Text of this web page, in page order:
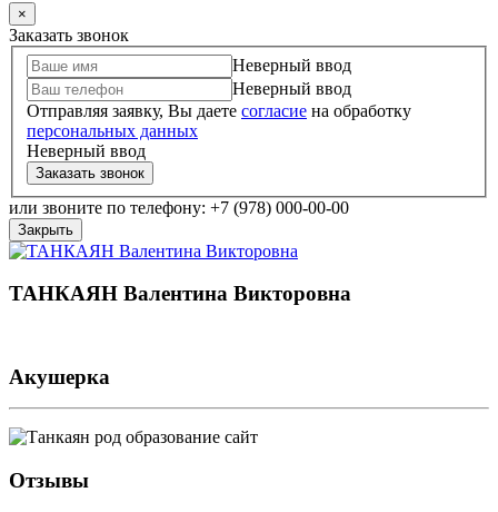
×
Заказать звонок
Неверный ввод
Неверный ввод
Отправляя заявку, Вы даете согласие на обработку
персональных данных
Неверный ввод
Заказать звонок
или звоните по телефону: +7 (978) 000-00-00
Закрыть
ТАНКАЯН Валентина Викторовна
Акушерка
Отзывы